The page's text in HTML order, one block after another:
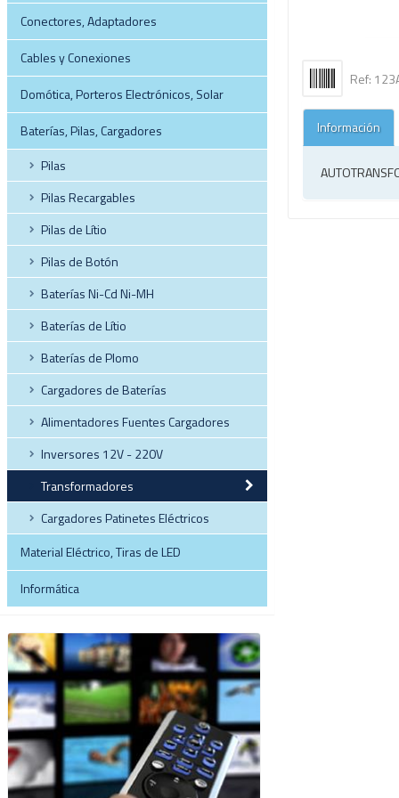
Conectores, Adaptadores
Cables y Conexiones
Domótica, Porteros Electrónicos, Solar
Baterías, Pilas, Cargadores
Pilas
Pilas Recargables
Pilas de Lítio
Pilas de Botón
Baterías Ni-Cd Ni-MH
Baterías de Lítio
Baterías de Plomo
Cargadores de Baterías
Alimentadores Fuentes Cargadores
Inversores 12V - 220V
Transformadores
Cargadores Patinetes Eléctricos
Material Eléctrico, Tiras de LED
Informática
Ref:
Información